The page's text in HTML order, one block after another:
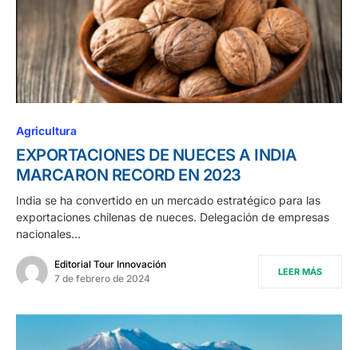
Agricultura
EXPORTACIONES DE NUECES A INDIA
MARCARON RECORD EN 2023
India se ha convertido en un mercado estratégico para las
exportaciones chilenas de nueces. Delegación de empresas
nacionales…
Editorial Tour Innovación
7 de febrero de 2024
LEER MÁS